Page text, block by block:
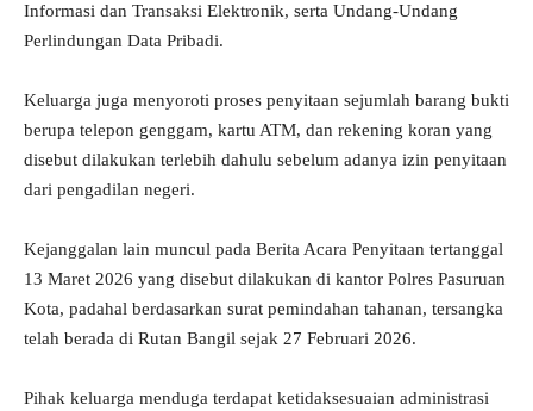
Informasi dan Transaksi Elektronik, serta Undang-Undang
Perlindungan Data Pribadi.
Keluarga juga menyoroti proses penyitaan sejumlah barang bukti
berupa telepon genggam, kartu ATM, dan rekening koran yang
disebut dilakukan terlebih dahulu sebelum adanya izin penyitaan
dari pengadilan negeri.
Kejanggalan lain muncul pada Berita Acara Penyitaan tertanggal
13 Maret 2026 yang disebut dilakukan di kantor Polres Pasuruan
Kota, padahal berdasarkan surat pemindahan tahanan, tersangka
telah berada di Rutan Bangil sejak 27 Februari 2026.
Pihak keluarga menduga terdapat ketidaksesuaian administrasi